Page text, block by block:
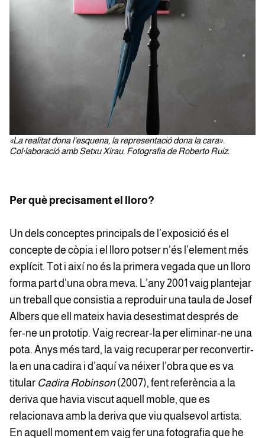
«La realitat dona l'esquena, la representació dona la cara».
Col·laboració amb Setxu Xirau. Fotografia de Roberto Ruiz.
Per què precisament el lloro?
Un dels conceptes principals de l’exposició és el
concepte de còpia i el lloro potser n’és l’element més
explícit. Tot i així no és la primera vegada que un lloro
forma part d’una obra meva. L’any 2001 vaig plantejar
un treball que consistia a reproduir una taula de Josef
Albers que ell mateix havia desestimat després de
fer-ne un prototip. Vaig recrear-la per eliminar-ne una
pota. Anys més tard, la vaig recuperar per reconvertir-
la en una cadira i d’aquí va néixer l’obra que es va
titular Cadira Robinson (2007), fent referència a la
deriva que havia viscut aquell moble, que es
relacionava amb la deriva que viu qualsevol artista.
En aquell moment em vaig fer una fotografia que he